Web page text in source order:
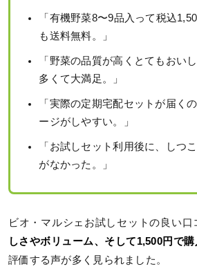
「有機野菜8〜9品入って税込
も送料無料。」
「野菜の品質が高くとてもおい
多くて大満足。」
「実際の定期宅配セットが届く
ージがしやすい。」
「お試しセット利用後に、しつ
がなかった。」
ビオ・マルシェお試しセットの良い口
しさやボリューム、そして1,500円で
評価する声が多く見られました。